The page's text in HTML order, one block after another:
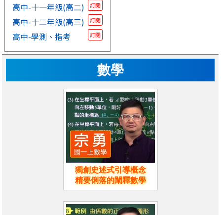
高中-十一年級(高二) 訂閱
高中-十二年級(高三) 訂閱
高中-學測、指考 訂閱
數學
獨創史述式引導概念
精要俐落的闡釋數學